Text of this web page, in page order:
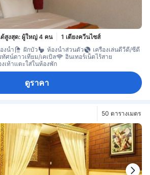
ด้สูงสุด: ผู้ใหญ่ 4 คน
1 เตียงควีนไซส์
งน้ำ ฝักบัว ห้องน้ำส่วนตัว
เครื่องเล่นดีวีดี/ซีดี
ทัศน์ดาวเทียม/เคเบิล
อินเทอร์เน็ตไร้สาย
งเท้าแตะใส่ในห้องพัก
ดูราคา
50 ตารางเมตร